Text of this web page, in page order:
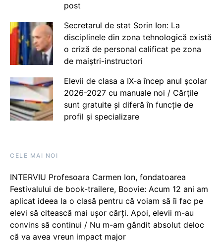
post
Secretarul de stat Sorin Ion: La
disciplinele din zona tehnologică există
o criză de personal calificat pe zona
de maiștri-instructori
Elevii de clasa a IX-a încep anul școlar
2026-2027 cu manuale noi / Cărțile
sunt gratuite și diferă în funcție de
profil și specializare
CELE MAI NOI
INTERVIU Profesoara Carmen Ion, fondatoarea
Festivalului de book-trailere, Boovie: Acum 12 ani am
aplicat ideea la o clasă pentru că voiam să îi fac pe
elevi să citească mai ușor cărți. Apoi, elevii m-au
convins să continui / Nu m-am gândit absolut deloc
că va avea vreun impact major